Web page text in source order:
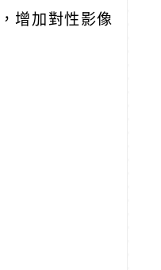
增加對性影像